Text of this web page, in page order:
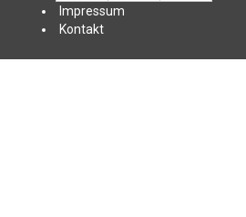
Impressum
Kontakt